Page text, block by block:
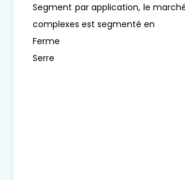
Segment par application, le
complexes est segmenté en
Ferme
Serre